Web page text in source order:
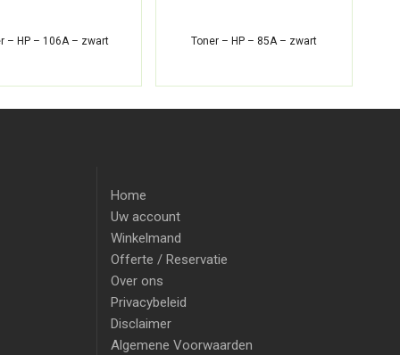
– HP – 106A – zwart Toner – HP – 85A – zwart
Home
Uw account
Winkelmand
Offerte / Reservatie
Over ons
Privacybeleid
Disclaimer
Algemene Voorwaarden